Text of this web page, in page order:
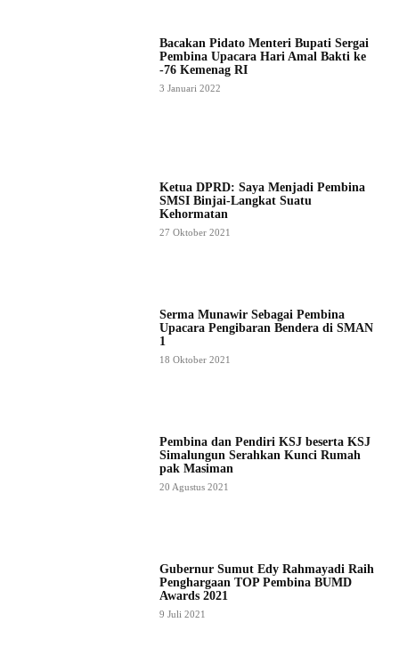
Bacakan Pidato Menteri Bupati Sergai
Pembina Upacara Hari Amal Bakti ke
-76 Kemenag RI
3 Januari 2022
Ketua DPRD: Saya Menjadi Pembina
SMSI Binjai-Langkat Suatu
Kehormatan
27 Oktober 2021
Serma Munawir Sebagai Pembina
Upacara Pengibaran Bendera di SMAN
1
18 Oktober 2021
Pembina dan Pendiri KSJ beserta KSJ
Simalungun Serahkan Kunci Rumah
pak Masiman
20 Agustus 2021
Gubernur Sumut Edy Rahmayadi Raih
Penghargaan TOP Pembina BUMD
Awards 2021
9 Juli 2021